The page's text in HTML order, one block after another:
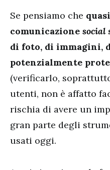
Se pensiamo che
comunicazione social
di foto, di immagini,
potenzialmente
(verificarlo,
utenti, non è affatto
rischia di avere un
gran parte degli
usati oggi.